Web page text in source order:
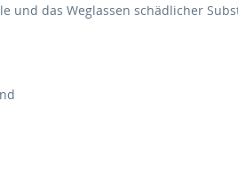
und das Weglassen schädlicher